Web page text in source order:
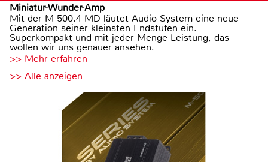
Miniatur-Wunder-Amp
Mit der M-500.4 MD läutet Audio System eine neue
Generation seiner kleinsten Endstufen ein.
Superkompakt und mit jeder Menge Leistung, das
wollen wir uns genauer ansehen.
>> Mehr erfahren
>> Alle anzeigen